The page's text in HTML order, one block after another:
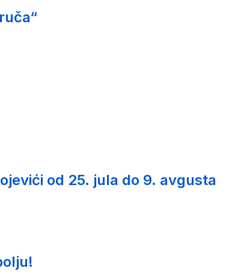
od 25. jula do 9. avgusta